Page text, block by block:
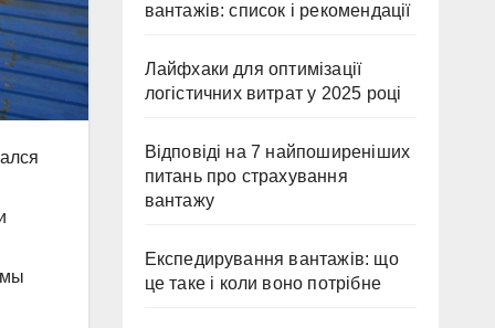
вантажів: список і рекомендації
Лайфхаки для оптимізації
логістичних витрат у 2025 році
Відповіді на 7 найпоширеніших
питань про страхування
вантажу
Експедирування вантажів: що
це таке і коли воно потрібне